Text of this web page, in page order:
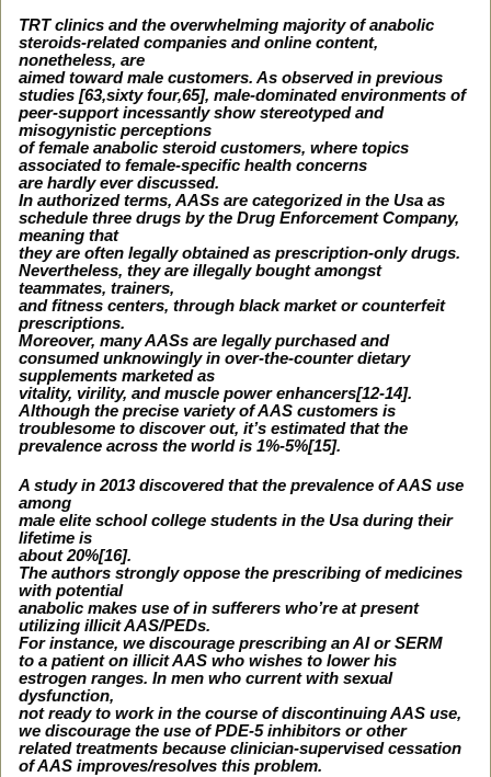
TRT clinics and the overwhelming majority of anabolic
steroids-related companies and online content,
nonetheless, are
aimed toward male customers. As observed in previous
studies [63,sixty four,65], male-dominated environments of
peer-support incessantly show stereotyped and
misogynistic perceptions
of female anabolic steroid customers, where topics
associated to female-specific health concerns
are hardly ever discussed.
In authorized terms, AASs are categorized in the Usa as
schedule three drugs by the Drug Enforcement Company,
meaning that
they are often legally obtained as prescription-only drugs.
Nevertheless, they are illegally bought amongst
teammates, trainers,
and fitness centers, through black market or counterfeit
prescriptions.
Moreover, many AASs are legally purchased and
consumed unknowingly in over-the-counter dietary
supplements marketed as
vitality, virility, and muscle power enhancers[12-14].
Although the precise variety of AAS customers is
troublesome to discover out, it’s estimated that the
prevalence across the world is 1%-5%[15].
A study in 2013 discovered that the prevalence of AAS use
among
male elite school college students in the Usa during their
lifetime is
about 20%[16].
The authors strongly oppose the prescribing of medicines
with potential
anabolic makes use of in sufferers who’re at present
utilizing illicit AAS/PEDs.
For instance, we discourage prescribing an AI or SERM
to a patient on illicit AAS who wishes to lower his
estrogen ranges. In men who current with sexual
dysfunction,
not ready to work in the course of discontinuing AAS use,
we discourage the use of PDE-5 inhibitors or other
related treatments because clinician-supervised cessation
of AAS improves/resolves this problem.